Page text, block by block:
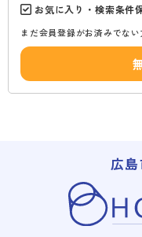
お気に入り・検索条件
まだ会員登録がお済みでな
広